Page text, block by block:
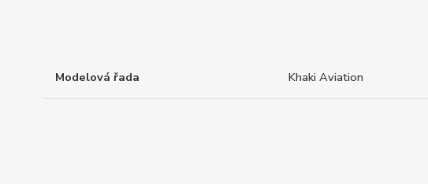
Modelová řada Khaki Aviation